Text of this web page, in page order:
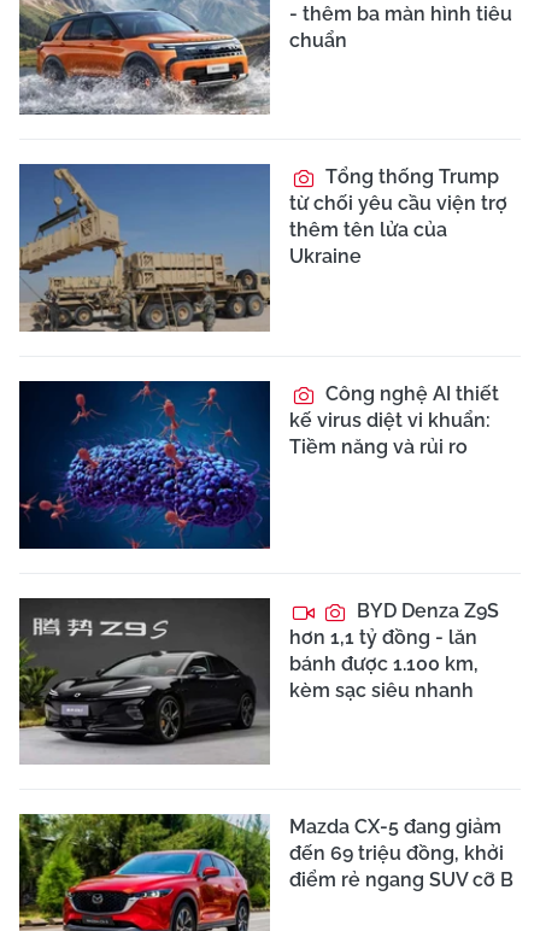
- thêm ba màn hình tiêu
chuẩn
Tổng thống Trump
từ chối yêu cầu viện trợ
thêm tên lửa của
Ukraine
Công nghệ AI thiết
kế virus diệt vi khuẩn:
Tiềm năng và rủi ro
BYD Denza Z9S
hơn 1,1 tỷ đồng - lăn
bánh được 1.100 km,
kèm sạc siêu nhanh
Mazda CX-5 đang giảm
đến 69 triệu đồng, khởi
điểm rẻ ngang SUV cỡ B